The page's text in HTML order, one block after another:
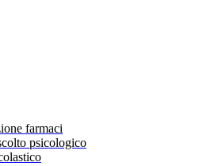
farmaci
psicologico